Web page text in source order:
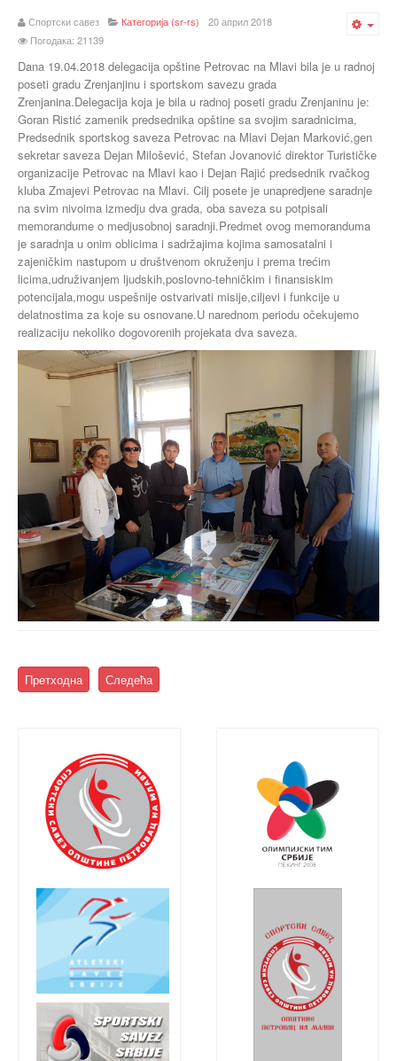
Спортски савез Категорија (sr-rs)
20 април 2018
Погодака: 21139
Dana 19.04.2018 delegacija opštine Petrovac na Mlavi bila je u radnoj
poseti gradu Zrenjanjinu i sportskom savezu grada
Zrenjanina.Delegacija koja je bila u radnoj poseti gradu Zrenjaninu je:
Goran Ristić zamenik predsednika opštine sa svojim saradnicima,
Predsednik sportskog saveza Petrovac na Mlavi Dejan Marković,gen
sekretar saveza Dejan Milošević, Stefan Jovanović direktor Turističke
organizacije Petrovac na Mlavi kao i Dejan Rajić predsednik rvačkog
kluba Zmajevi Petrovac na Mlavi. Cilj posete je unapredjene saradnje
na svim nivoima izmedju dva grada, oba saveza su potpisali
memorandume o medjusobnoj saradnji.Predmet ovog memoranduma
je saradnja u onim oblicima i sadržajima kojima samosatalni i
zajeničkim nastupom u društvenom okruženju i prema trećim
licima,udruživanjem ljudskih,poslovno-tehničkim i finansiskim
potencijala,mogu uspešnije ostvarivati misije,ciljevi i funkcije u
delatnostima za koje su osnovane.U narednom periodu očekujemo
realizaciju nekoliko dogovorenih projekata dva saveza.
Претходна Следећа